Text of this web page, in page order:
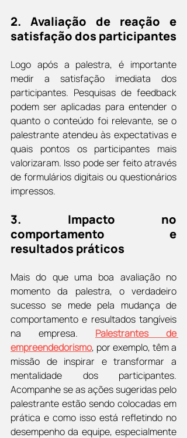
2. Avaliação de reação e
satisfação dos participantes
Logo após a palestra, é importante
medir a satisfação imediata dos
participantes. Pesquisas de feedback
podem ser aplicadas para entender o
quanto o conteúdo foi relevante, se o
palestrante atendeu às expectativas e
quais pontos os participantes mais
valorizaram. Isso pode ser feito através
de formulários digitais ou questionários
impressos.
3. Impacto no
comportamento e
resultados práticos
Mais do que uma boa avaliação no
momento da palestra, o verdadeiro
sucesso se mede pela mudança de
comportamento e resultados tangíveis
na empresa. Palestrantes de
empreendedorismo, por exemplo, têm a
missão de inspirar e transformar a
mentalidade dos participantes.
Acompanhe se as ações sugeridas pelo
palestrante estão sendo colocadas em
prática e como isso está refletindo no
desempenho da equipe, especialmente